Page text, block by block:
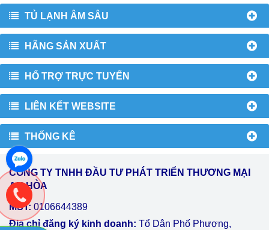
TỦ LẠNH ÂM SÂU
HÃNG SẢN XUẤT
HỔ TRỢ TRỰC TUYẾN
LIÊN KẾT WEBSITE
THỐNG KÊ
CÔNG TY TNHH ĐẦU TƯ PHÁT TRIỂN THƯƠNG MẠI
AN HÒA
MST: 0106644389
Địa chỉ đăng ký kinh doanh: Tổ Dân Phố Phượng,